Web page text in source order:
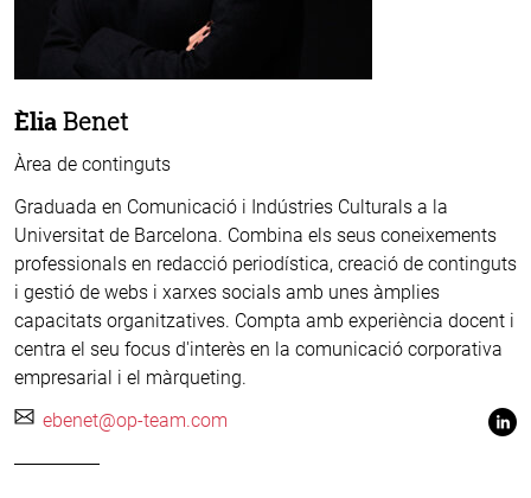
ÈliaBenet
Àrea de continguts
Graduada en Comunicació i Indústries Culturals a la
Universitat de Barcelona. Combina els seus coneixements
professionals en redacció periodística, creació de continguts
i gestió de webs i xarxes socials amb unes àmplies
capacitats organitzatives. Compta amb experiència docent i
centra el seu focus d'interès en la comunicació corporativa
empresarial i el màrqueting.
ebenet@op-team.com